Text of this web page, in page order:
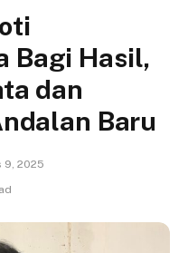
Bagi Hasil,
dan
Baru
9, 2025